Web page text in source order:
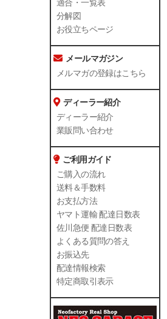
適合・一覧表
分解図
お役立ちページ
メールマガジン
メルマガの登録はこちら
ディーラー紹介
ディーラー紹介
業販問い合わせ
ご利用ガイド
ご購入の流れ
送料＆手数料
お支払方法
ヤマト運輸 配達日数表
佐川急便 配達日数表
よくある質問の答え
お振込先
配達情報検索
特定商取引表示